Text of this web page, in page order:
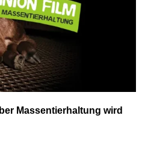
Massentierhaltung wird